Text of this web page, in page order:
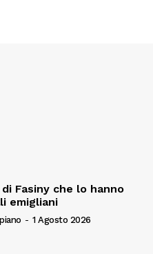
Fasiny che lo hanno
emigliani
- 1 Agosto 2026